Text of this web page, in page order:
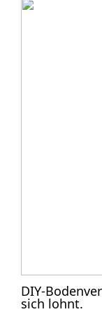
DIY-
sich lohnt.